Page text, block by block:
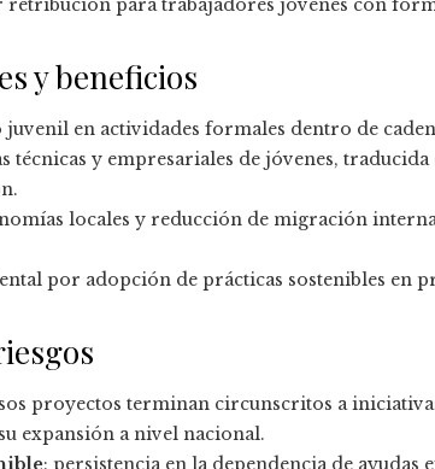
para trabajadores jóvenes con
y beneficios
en actividades formales dentro de
técnicas y empresariales de jóvenes,
locales y reducción de migración
por adopción de prácticas sostenibles en
proyectos terminan circunscritos a
expansión a nivel nacional.